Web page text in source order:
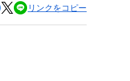
リンクをコピー